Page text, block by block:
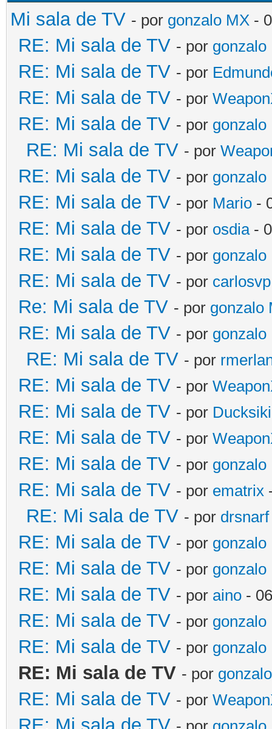
Mi sala de TV - por gonzalo MX -
RE: Mi sala de TV - por gonzalo
RE: Mi sala de TV - por
RE: Mi sala de TV - por
RE: Mi sala de TV - por gonzalo
RE: Mi sala de TV - por
RE: Mi sala de TV - por gonzalo
RE: Mi sala de TV - por Mario -
RE: Mi sala de TV - por osdia-
RE: Mi sala de TV - por gonzalo
RE: Mi sala de TV - por carlosvp
Re: Mi sala de TV - por gonzalo
RE: Mi sala de TV - por gonzalo
RE: Mi sala de TV - por
RE: Mi sala de TV - por
RE: Mi sala de TV - por Ducksiki
RE: Mi sala de TV - por
RE: Mi sala de TV - por gonzalo
RE: Mi sala de TV - por ematrix
RE: Mi sala de TV - por drsnarf
RE: Mi sala de TV - por gonzalo
RE: Mi sala de TV - por gonzalo
RE: Mi sala de TV - por aino -
RE: Mi sala de TV - por gonzalo
RE: Mi sala de TV - por gonzalo
RE: Mi sala de TV - por
RE: Mi sala de TV - por